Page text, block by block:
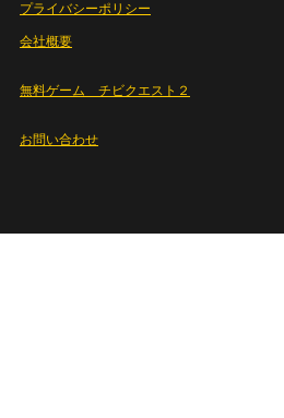
プライバシーポリシー
会社概要
無料ゲーム チビクエスト２
お問い合わせ